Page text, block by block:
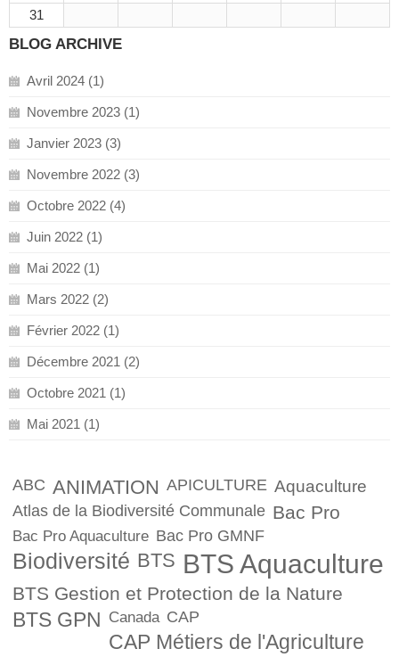
31
BLOG ARCHIVE
Avril 2024 (1)
Novembre 2023 (1)
Janvier 2023 (3)
Novembre 2022 (3)
Octobre 2022 (4)
Juin 2022 (1)
Mai 2022 (1)
Mars 2022 (2)
Février 2022 (1)
Décembre 2021 (2)
Octobre 2021 (1)
Mai 2021 (1)
ABC ANIMATION APICULTURE Aquaculture
Atlas de la Biodiversité Communale Bac Pro
Bac Pro Aquaculture Bac Pro GMNF
Biodiversité BTS BTS Aquaculture
BTS Gestion et Protection de la Nature
BTS GPN Canada CAP
CAP Métiers de l'Agriculture